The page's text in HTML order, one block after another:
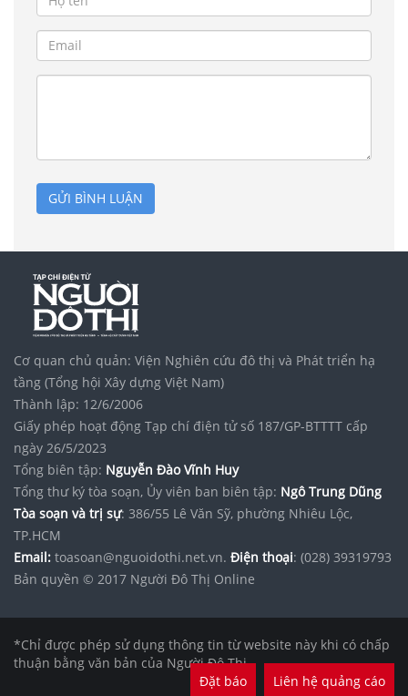
GỬI BÌNH LUẬN
Cơ quan chủ quản: Viện Nghiên cứu đô thị và Phát triển hạ
tầng (Tổng hội Xây dựng Việt Nam)
Thành lập: 12/6/2006
Giấy phép hoạt động Tạp chí điện tử số 187/GP-BTTTT cấp
ngày 26/5/2023
Tổng biên tập: Nguyễn Đào Vĩnh Huy
Tổng thư ký tòa soạn, Ủy viên ban biên tập: Ngô Trung Dũng
Tòa soạn và trị sự: 386/55 Lê Văn Sỹ, phường Nhiêu Lộc,
TP.HCM
Email: toasoan@nguoidothi.net.vn. Điện thoại: (028) 39319793
Bản quyền © 2017 Người Đô Thị Online
*Chỉ được phép sử dụng thông tin từ website này khi có chấp
thuận bằng văn bản của Người Đô Thị.
Đặt báo
Liên hệ quảng cáo